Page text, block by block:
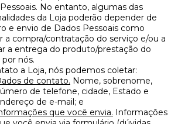
No entanto, algumas das
da Loja poderão depender de
e envio de Dados Pessoais como
a compra/contratação do serviço e/ou a
a entrega do produto/prestação do
nós.
a Loja, nós podemos coletar:
de contato. Nome, sobrenome,
de telefone, cidade, Estado e
de e-mail; e
que você envia. Informações